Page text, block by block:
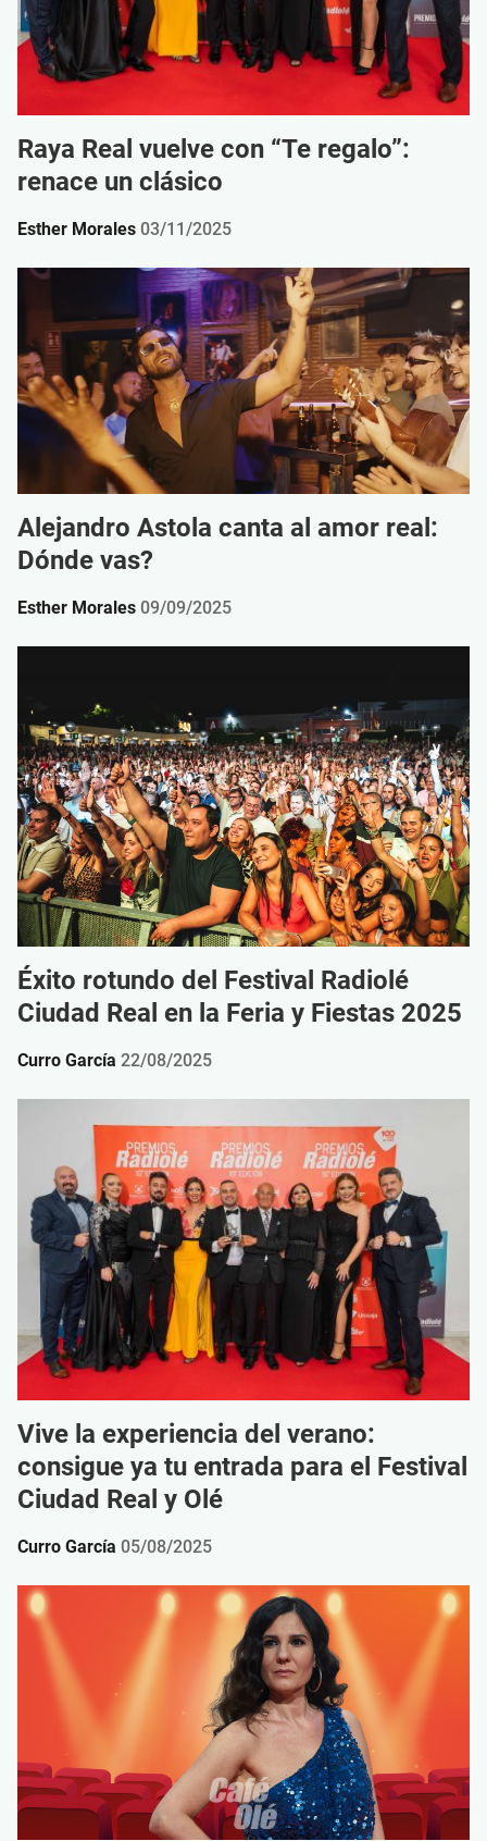
Raya Real vuelve con “Te regalo”:
renace un clásico
Esther Morales 03/11/2025
Alejandro Astola canta al amor real:
Dónde vas?
Esther Morales 09/09/2025
Éxito rotundo del Festival Radiolé
Ciudad Real en la Feria y Fiestas 2025
Curro García 22/08/2025
Vive la experiencia del verano:
consigue ya tu entrada para el Festival
Ciudad Real y Olé
Curro García 05/08/2025